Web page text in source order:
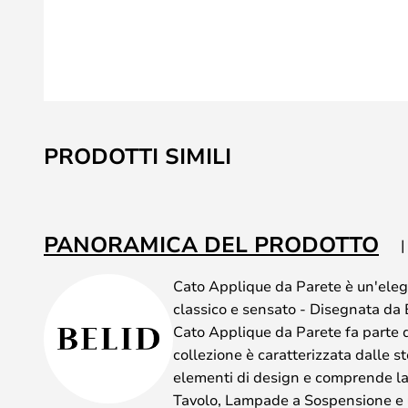
all'inizio
della
immagini
PRODOTTI SIMILI
PANORAMICA DEL PRODOTTO
Cato Applique da Parete è
classico e sensato - Disegnata da
Cato Applique da Parete fa parte
collezione è caratterizzata dalle
elementi di design e comprende
Tavolo, Lampade a Sospensione